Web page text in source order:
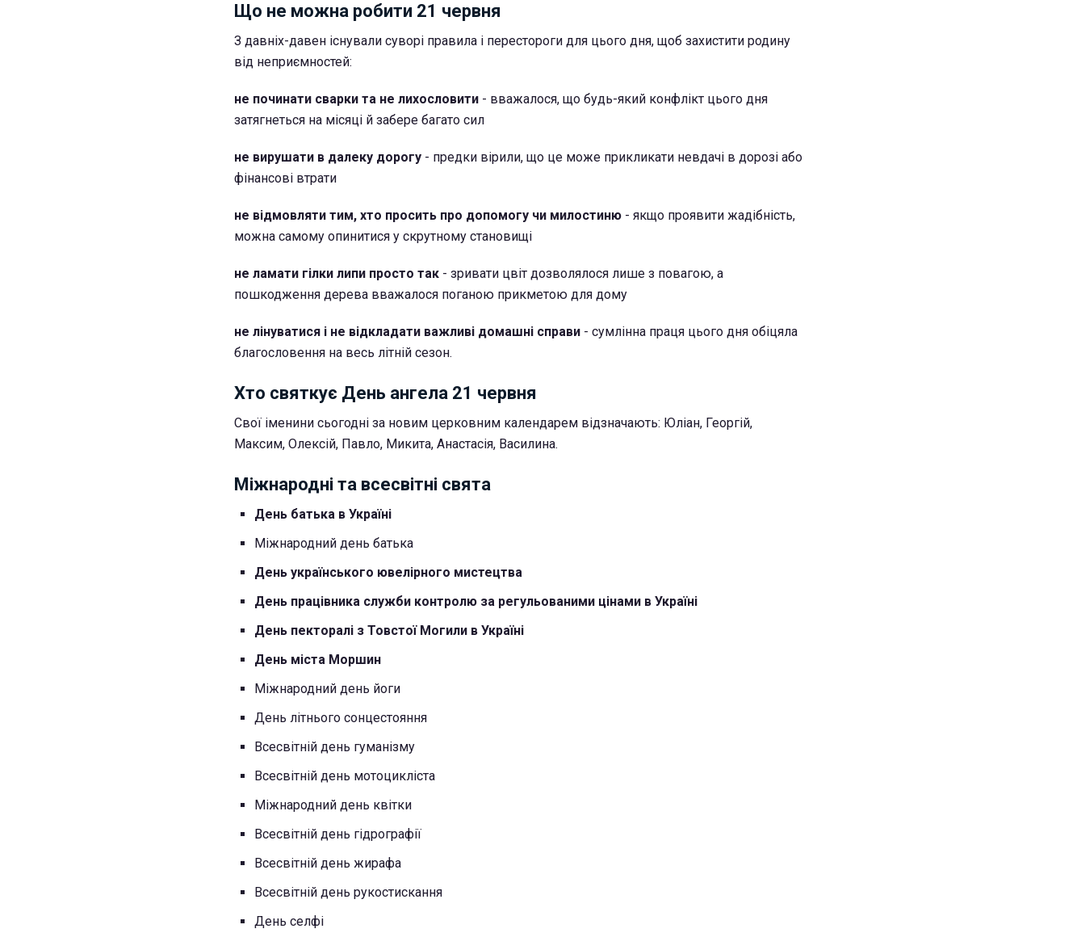
Що не можна робити 21 червня
З давніх-давен існували суворі правила і перестороги для цього дня, щоб захистити родину
від неприємностей:
не починати сварки та не лихословити - вважалося, що будь-який конфлікт цього дня
затягнеться на місяці й забере багато сил
не вирушати в далеку дорогу - предки вірили, що це може прикликати невдачі в дорозі або
фінансові втрати
не відмовляти тим, хто просить про допомогу чи милостиню - якщо проявити жадібність,
можна самому опинитися у скрутному становищі
не ламати гілки липи просто так - зривати цвіт дозволялося лише з повагою, а
пошкодження дерева вважалося поганою прикметою для дому
не лінуватися і не відкладати важливі домашні справи - сумлінна праця цього дня обіцяла
благословення на весь літній сезон.
Хто святкує День ангела 21 червня
Свої іменини сьогодні за новим церковним календарем відзначають: Юліан, Георгій,
Максим, Олексій, Павло, Микита, Анастасія, Василина.
Міжнародні та всесвітні свята
День батька в Україні
Міжнародний день батька
День українського ювелірного мистецтва
День працівника служби контролю за регульованими цінами в Україні
День пекторалі з Товстої Могили в Україні
День міста Моршин
Міжнародний день йоги
День літнього сонцестояння
Всесвітній день гуманізму
Всесвітній день мотоцикліста
Міжнародний день квітки
Всесвітній день гідрографії
Всесвітній день жирафа
Всесвітній день рукостискання
День селфі